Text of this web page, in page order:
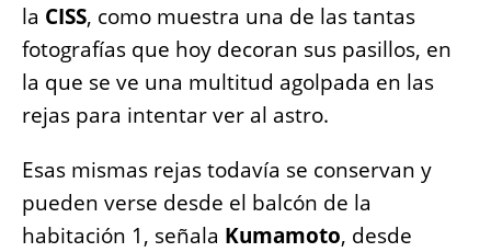
la CISS, como muestra una de las tantas
fotografías que hoy decoran sus pasillos, en
la que se ve una multitud agolpada en las
rejas para intentar ver al astro.
Esas mismas rejas todavía se conservan y
pueden verse desde el balcón de la
habitación 1, señala Kumamoto, desde